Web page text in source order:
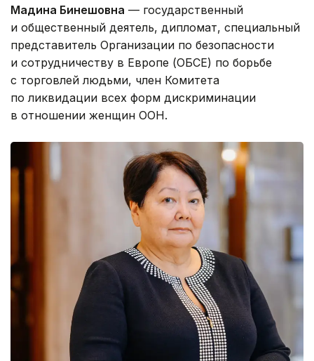
Мадина Бинешовна — государственный
и общественный деятель, дипломат, специальный
представитель Организации по безопасности
и сотрудничеству в Европе (ОБСЕ) по борьбе
с торговлей людьми, член Комитета
по ликвидации всех форм дискриминации
в отношении женщин ООН.